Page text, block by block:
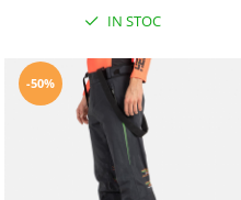
Femei
Geci ski
Incaltaminte
Pantaloni ski
Mid Layere
IN STOC
-50%